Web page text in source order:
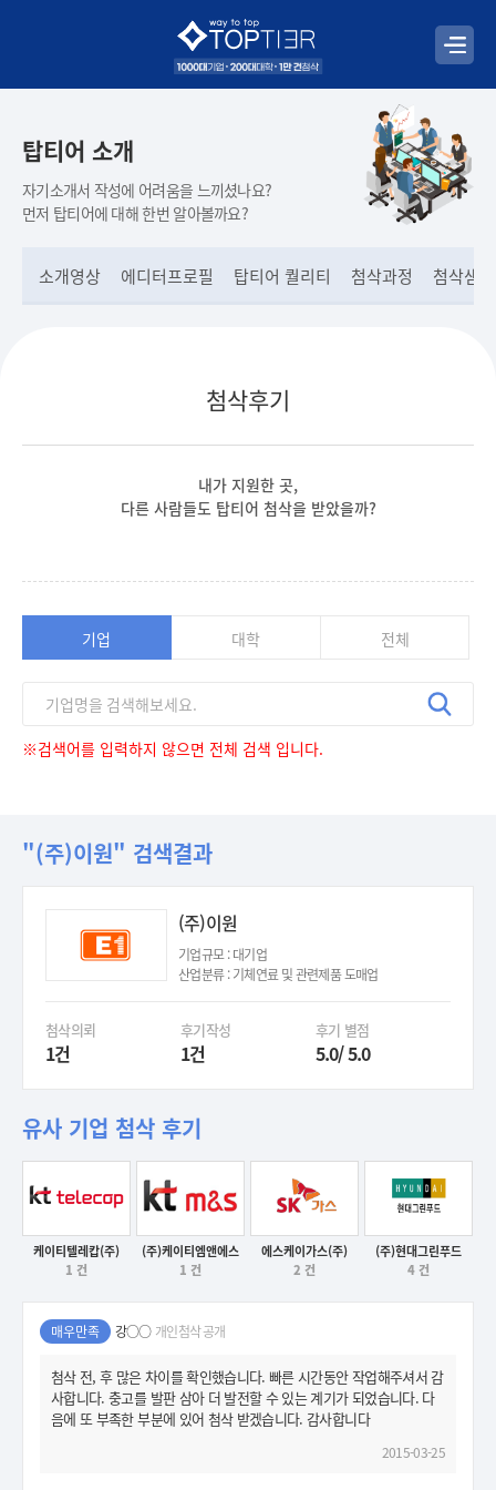
탑티어 소개
자기소개서 작성에 어려움을 느끼셨나요?
먼저 탑티어에 대해 한번 알아볼까요?
소개영상 에디터프로필 탑티어 퀄리티 첨삭과정 첨삭샘플
첨삭후기
내가 지원한 곳,
다른 사람들도 탑티어 첨삭을 받았을까?
기업 대학 전체
※검색어를 입력하지 않으면 전체 검색 입니다.
"(주)이원" 검색결과
(주)이원
기업규모 : 대기업
산업분류 : 기체연료 및 관련제품 도매업
첨삭의뢰
1건
후기작성
1건
후기 별점
5.0/ 5.0
유사 기업 첨삭 후기
후기보기
케이티텔레캅(주)
1 건
후기보기
(주)케이티엠앤에스
1 건
후기보기
에스케이가스(주)
2 건
후기보기
(주)현대그린푸드
4 건
매우만족 강○○ 개인첨삭 공개
첨삭 전, 후 많은 차이를 확인했습니다. 빠른 시간동안 작업해주셔서 감
사합니다. 충고를 발판 삼아 더 발전할 수 있는 계기가 되었습니다. 다
음에 또 부족한 부분에 있어 첨삭 받겠습니다. 감사합니다
2015-03-25